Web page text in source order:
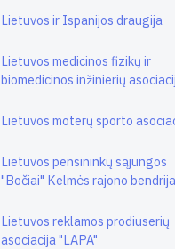
Lietuvos ir Ispanijos draugija
Lietuvos medicinos fizikų ir
biomedicinos inžinierių
Lietuvos moterų sporto
Lietuvos pensininkų sąjungos
"Bočiai" Kelmės rajono bendrija
Lietuvos reklamos prodiuserių
asociacija "LAPA"